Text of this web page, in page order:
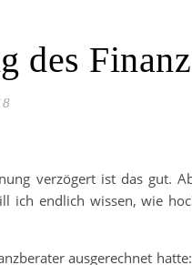
des
verzögert ist das gut.
ich endlich wissen, wie
ausgerechnet